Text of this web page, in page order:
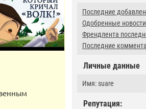
Последние
Одобренные новости
Френдлента
Последние
Личные данные
Имя: suare
Репутация: